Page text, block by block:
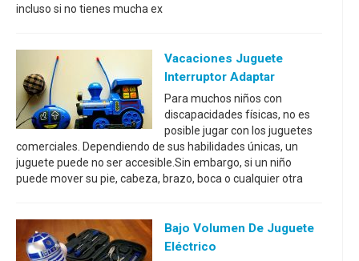
incluso si no tienes mucha ex
Vacaciones Juguete
Interruptor Adaptar
Para muchos niños con
discapacidades físicas, no es
posible jugar con los juguetes
comerciales. Dependiendo de sus habilidades únicas, un
juguete puede no ser accesible.Sin embargo, si un niño
puede mover su pie, cabeza, brazo, boca o cualquier otra
Bajo Volumen De Juguete
Eléctrico